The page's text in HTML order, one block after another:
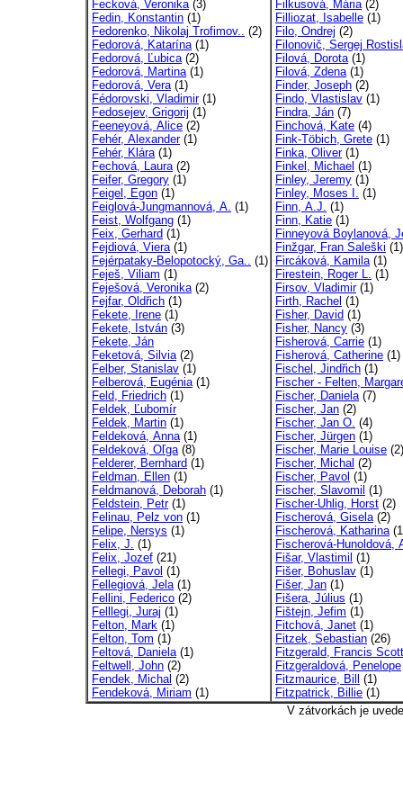
Fecková, Veronika(3)
Fedin, Konstantin (1)
Fedorenko, Nikolaj Trofimov.. (2)
Fedorová, Katarína(1)
Fedorová, Ľubica(2)
Fedorová, Martina(1)
Fedorová, Vera(1)
Fédorovski, Vladimir(1)
Fedosejev, Grigorij (1)
Feeneyová, Alice (2)
Fehér, Alexander(1)
Fehér, Klára(1)
Fechová, Laura(2)
Feifer, Gregory (1)
Feigel, Egon (1)
Feiglová-Jungmannová, A. (1)
Feist, Wolfgang (1)
Feix, Gerhard (1)
Fejdiová, Viera(1)
Fejérpataky-Belopotocký, Ga.. (1)
Feješ, Viliam (1)
Feješová, Veronika(2)
Fejfar, Oldřich (1)
Fekete, Irene (1)
Fekete, István (3)
Fekete, Ján
Feketová, Silvia(2)
Felber, Stanislav (1)
Felberová, Eugénia(1)
Feld, Friedrich (1)
Feldek, Ľubomír
Feldek, Martin (1)
Feldeková, Anna(1)
Feldeková, Oľga(8)
Felderer, Bernhard (1)
Feldman, Ellen (1)
Feldmanová, Deborah (1)
Feldstein, Petr(1)
Felinau, Pelz von (1)
Felipe, Nersys (1)
Felix, J. (1)
Felix, Jozef (21)
Fellegi, Pavol (1)
Fellegiová, Jela(1)
Fellini, Federico (2)
Felllegi, Juraj (1)
Felton, Mark (1)
Felton, Tom (1)
Feltová, Daniela(1)
Feltwell, John (2)
Fendek, Michal (2)
Fendeková, Miriam (1)
Filkusová, Mária(2)
Filliozat, Isabelle (1)
Filo, Ondrej (2)
Filonovič, Sergej
Filová, Dorota(1)
Filová, Zdena(1)
Finder, Joseph (2)
Findo, Vlastislav (1)
Findra, Ján (7)
Finchová, Kate (4)
Fink-Töbich, Grete (1)
Finka, Oliver(1)
Finkel, Michael (1)
Finley, Jeremy (1)
Finley, Moses I. (1)
Finn, A.J. (1)
Finn, Katie (1)
Finneyová Boylanová,
Finžgar, Fran Saleški (1)
Fircáková, Kamila(1)
Firestein, Roger L. (1)
Firsov, Vladimir(1)
Firth, Rachel (1)
Fisher, David (1)
Fisher, Nancy (3)
Fisherová, Carrie (1)
Fisherová, Catherine (1)
Fischel, Jindřich (1)
Fischer - Felten,
Fischer, Daniela(7)
Fischer, Jan (2)
Fischer, Jan O. (4)
Fischer, Jürgen (1)
Fischer, Marie Louise (2)
Fischer, Michal (2)
Fischer, Pavol (1)
Fischer, Slavomil (1)
Fischer-Uhlig, Horst (2)
Fischerová, Gisela(2)
Fischerová, Katharina
Fischerová-Hunoldová,
Fišar, Vlastimil (1)
Fišer, Bohuslav (1)
Fišer, Jan (1)
Fišera, Július (1)
Fištejn, Jefim (1)
Fitchová, Janet (1)
Fitzek, Sebastian (26)
Fitzgerald, Francis Scott
Fitzgeraldová, Penelope
Fitzmaurice, Bill
(1)
Fitzpatrick, Billie (1)
V zátvorkách je